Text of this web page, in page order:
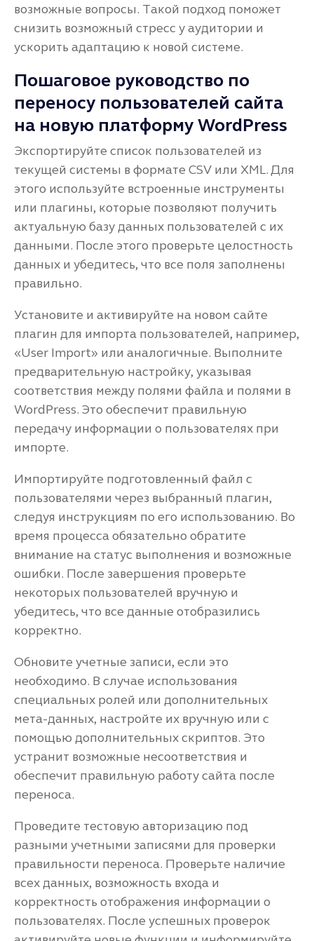
возможные вопросы. Такой подход поможет
снизить возможный стресс у аудитории и
ускорить адаптацию к новой системе.
Пошаговое руководство по
переносу пользователей сайта
на новую платформу WordPress
Экспортируйте список пользователей из
текущей системы в формате CSV или XML. Для
этого используйте встроенные инструменты
или плагины, которые позволяют получить
актуальную базу данных пользователей с их
данными. После этого проверьте целостность
данных и убедитесь, что все поля заполнены
правильно.
Установите и активируйте на новом сайте
плагин для импорта пользователей, например,
«User Import» или аналогичные. Выполните
предварительную настройку, указывая
соответствия между полями файла и полями в
WordPress. Это обеспечит правильную
передачу информации о пользователях при
импорте.
Импортируйте подготовленный файл с
пользователями через выбранный плагин,
следуя инструкциям по его использованию. Во
время процесса обязательно обратите
внимание на статус выполнения и возможные
ошибки. После завершения проверьте
некоторых пользователей вручную и
убедитесь, что все данные отобразились
корректно.
Обновите учетные записи, если это
необходимо. В случае использования
специальных ролей или дополнительных
мета-данных, настройте их вручную или с
помощью дополнительных скриптов. Это
устранит возможные несоответствия и
обеспечит правильную работу сайта после
переноса.
Проведите тестовую авторизацию под
разными учетными записями для проверки
правильности переноса. Проверьте наличие
всех данных, возможность входа и
корректность отображения информации о
пользователях. После успешных проверок